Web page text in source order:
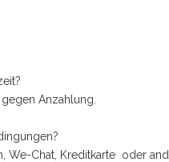
Anzahlung.
We-Chat, Kreditkarte oder